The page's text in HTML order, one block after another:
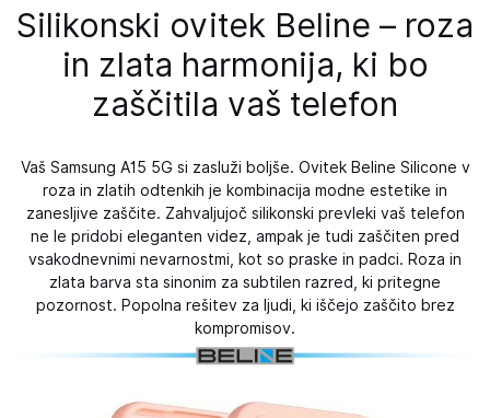
Silikonski ovitek Beline – roza
in zlata harmonija, ki bo
zaščitila vaš telefon
Vaš Samsung A15 5G si zasluži boljše. Ovitek Beline Silicone v
roza in zlatih odtenkih je kombinacija modne estetike in
zanesljive zaščite. Zahvaljujoč silikonski prevleki vaš telefon
ne le pridobi eleganten videz, ampak je tudi zaščiten pred
vsakodnevnimi nevarnostmi, kot so praske in padci. Roza in
zlata barva sta sinonim za subtilen razred, ki pritegne
pozornost. Popolna rešitev za ljudi, ki iščejo zaščito brez
kompromisov.